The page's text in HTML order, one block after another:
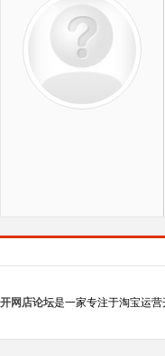
开网店论坛是一家专注于淘宝运